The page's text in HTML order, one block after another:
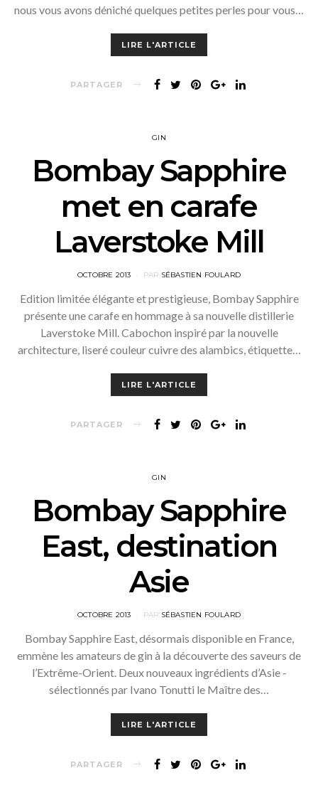
nous vous avons déniché quelques petites perles pour vous…
LIRE L'ARTICLE
PARTAGER
GIN
Bombay Sapphire
met en carafe
Laverstoke Mill
POSTED
OCTOBRE 2013 PAR SÉBASTIEN FOULARD
Edition limitée élégante et prestigieuse, Bombay Sapphire
présente une carafe en hommage à sa nouvelle distillerie
Laverstoke Mill. Cabochon inspiré par la nouvelle
architecture, liseré couleur cuivre des alambics, étiquette…
LIRE L'ARTICLE
PARTAGER
GIN
Bombay Sapphire
East, destination
Asie
POSTED
OCTOBRE 2013 PAR SÉBASTIEN FOULARD
Bombay Sapphire East, désormais disponible en France,
emmène les amateurs de gin à la découverte des saveurs de
l’Extrême-Orient. Deux nouveaux ingrédients d’Asie -
sélectionnés par Ivano Tonutti le Maître des…
LIRE L'ARTICLE
PARTAGER